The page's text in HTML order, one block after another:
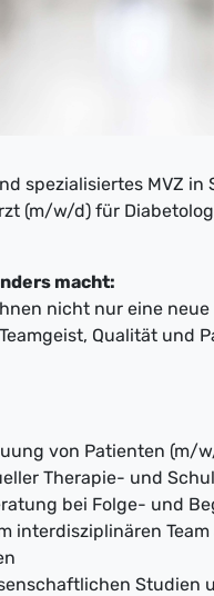
spezialisiertes MVZ
(m/w/d) für
macht:
nicht nur eine
Qualität und
von Patienten (m/
Therapie- und
bei Folge- und
interdisziplinären
Studien